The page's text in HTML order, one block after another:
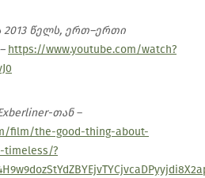
2013 წელს, ერთ–ერთი
https://www.youtube.com/watch?
თან–
film/the-good-thing-about-
timeless/?